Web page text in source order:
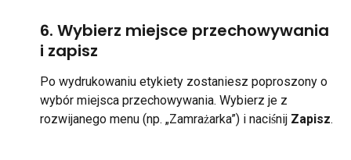
6. Wybierz miejsce przechowywania
i zapisz
Po wydrukowaniu etykiety zostaniesz poproszony o
wybór miejsca przechowywania. Wybierz je z
rozwijanego menu (np. „Zamrażarka”) i naciśnij Zapisz.